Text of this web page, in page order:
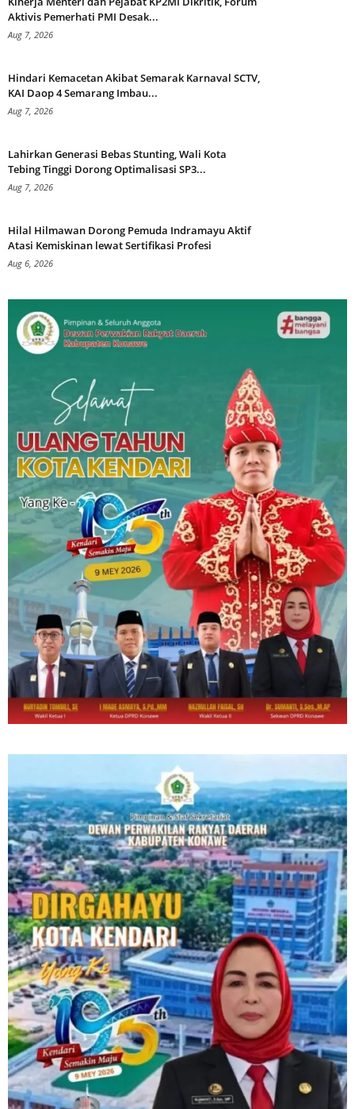
Aktivis Pemerhati PMI Desak...
Aug 7, 2026
Hindari Kemacetan Akibat Semarak Karnaval SCTV,
KAI Daop 4 Semarang Imbau...
Aug 7, 2026
Lahirkan Generasi Bebas Stunting, Wali Kota
Tebing Tinggi Dorong Optimalisasi SP3...
Aug 7, 2026
Hilal Hilmawan Dorong Pemuda Indramayu Aktif
Atasi Kemiskinan lewat Sertifikasi Profesi
Aug 6, 2026